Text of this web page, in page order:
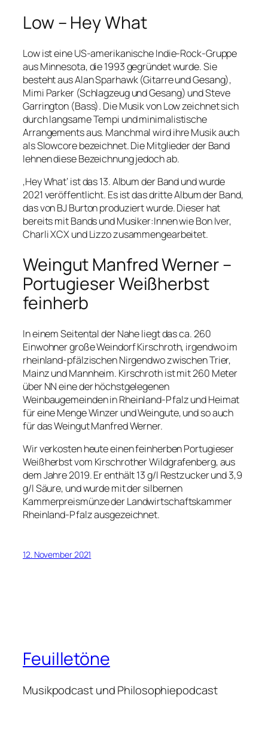
Low – Hey What
Low ist eine US-amerikanische Indie-Rock-Gruppe
aus Minnesota, die 1993 gegründet wurde. Sie
besteht aus Alan Sparhawk (Gitarre und Gesang),
Mimi Parker (Schlagzeug und Gesang) und Steve
Garrington (Bass). Die Musik von Low zeichnet sich
durch langsame Tempi und minimalistische
Arrangements aus. Manchmal wird ihre Musik auch
als Slowcore bezeichnet. Die Mitglieder der Band
lehnen diese Bezeichnung jedoch ab.
‚Hey What‘ ist das 13. Album der Band und wurde
2021 veröffentlicht. Es ist das dritte Album der Band,
das von BJ Burton produziert wurde. Dieser hat
bereits mit Bands und Musiker:Innen wie Bon Iver,
Charli XCX und Lizzo zusammengearbeitet.
Weingut Manfred Werner –
Portugieser Weißherbst
feinherb
In einem Seitental der Nahe liegt das ca. 260
Einwohner große Weindorf Kirschroth, irgendwo im
rheinland-pfälzischen Nirgendwo zwischen Trier,
Mainz und Mannheim. Kirschroth ist mit 260 Meter
über NN eine der höchstgelegenen
Weinbaugemeinden in Rheinland-Pfalz und Heimat
für eine Menge Winzer und Weingute, und so auch
für das Weingut Manfred Werner.
Wir verkosten heute einen feinherben Portugieser
Weißherbst vom Kirschrother Wildgrafenberg, aus
dem Jahre 2019. Er enthält 13 g/l Restzucker und 3,9
g/l Säure, und wurde mit der silbernen
Kammerpreismünze der Landwirtschaftskammer
Rheinland-Pfalz ausgezeichnet.
12. November 2021
Feuilletöne
Musikpodcast und Philosophiepodcast